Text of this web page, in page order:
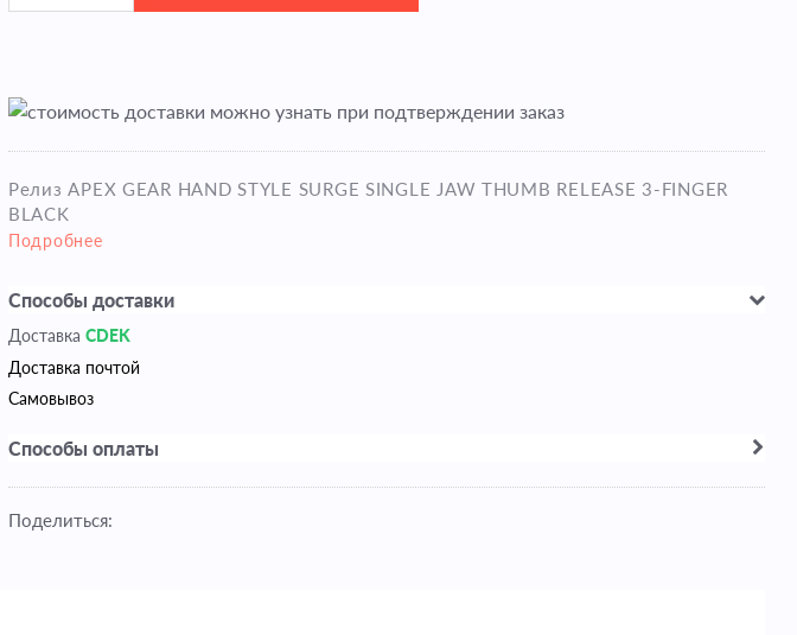
стоимость доставки можно узнать при подтверждении заказ
Релиз APEX GEAR HAND STYLE SURGE SINGLE JAW THUMB RELEASE 3-FINGER
BLACK
Подробнее
Способы доставки
Доставка CDEK
Доставка почтой
Самовывоз
Способы оплаты
Поделиться: